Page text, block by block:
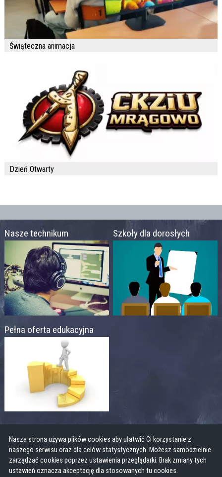
Świąteczna animacja
Dzień Otwarty
Nasze technikum Szkoły dla dorosłych
Pełna oferta edukacyjna
Nasza strona używa plików cookies aby ułatwić Ci korzystanie z
naszego serwisu oraz dla celów statystycznych. Możesz samodzielnie
zarządzać cookies poprzez ustawienia przeglądarki. Brak zmiany tych
ustawień oznacza akceptację dla stosowanych tu cookies.